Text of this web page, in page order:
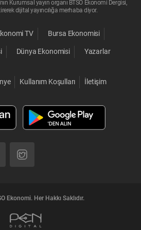
Kurumsal yayın organı BTSO Ekonomi Dergisi,
dijital yayıncılığa merhaba diyor.
TV Bursa Ekonomisi
Dünya Ekonomisi Yazarlar
Kullanım Koşulları İletişim
Ekonomi. Her Hakkı Saklıdır.